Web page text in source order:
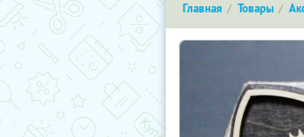
Главная Товары